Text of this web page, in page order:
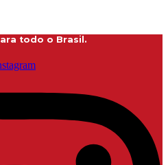
todo o Brasil.